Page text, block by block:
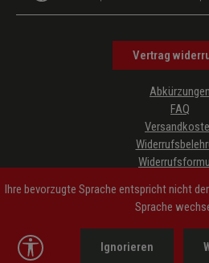
Vertrag
Abkürzungen
FAQ
AGB
Impressum
Hinweise zur
Cookie-
Ihre bevorzugte Sprache entspricht nicht
Sprache
Ignorieren
Werkzeugleiste anzeigen